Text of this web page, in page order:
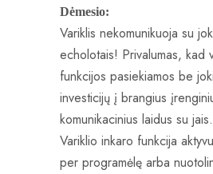
Dėmesio:
Variklis nekomunikuoja su
echolotais! Privalumas, kad
funkcijos pasiekiamos be
investicijų į brangius
komunikacinius laidus su jais.
Variklio inkaro funkcija
per programėlę arba